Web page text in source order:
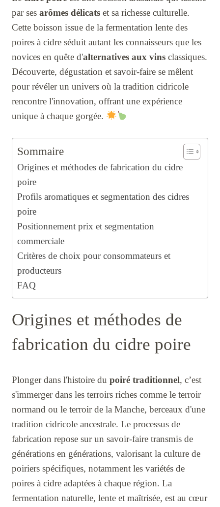
par ses arômes délicats et sa richesse culturelle.
Cette boisson issue de la fermentation lente des
poires à cidre séduit autant les connaisseurs que les
novices en quête d'alternatives aux vins classiques.
Découverte, dégustation et savoir-faire se mêlent
pour révéler un univers où la tradition cidricole
rencontre l'innovation, offrant une expérience
unique à chaque gorgée.
Sommaire
Origines et méthodes de fabrication du cidre
poire
Profils aromatiques et segmentation des cidres
poire
Positionnement prix et segmentation
commerciale
Critères de choix pour consommateurs et
producteurs
FAQ
Origines et méthodes de
fabrication du cidre poire
Plonger dans l'histoire du poiré traditionnel, c’est
s'immerger dans les terroirs riches comme le terroir
normand ou le terroir de la Manche, berceaux d'une
tradition cidricole ancestrale. Le processus de
fabrication repose sur un savoir-faire transmis de
générations en générations, valorisant la culture de
poiriers spécifiques, notamment les variétés de
poires à cidre adaptées à chaque région. La
fermentation naturelle, lente et maîtrisée, est au cœur